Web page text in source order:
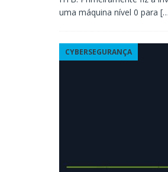
uma máquina nível 0 para
CYBERSEGURANÇA